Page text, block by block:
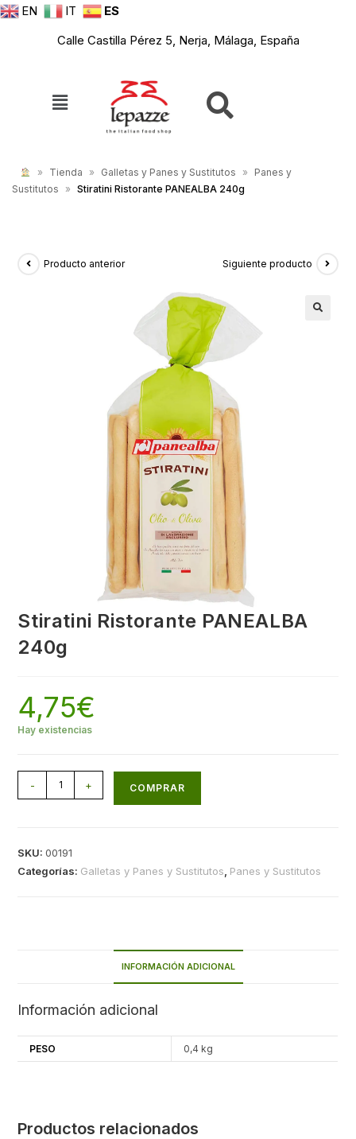
EN IT
ES
Calle Castilla Pérez 5, Nerja, Málaga, España
» Tienda » Galletas y Panes y Sustitutos »
Panes y
Sustitutos
» Stiratini Ristorante PANEALBA 240g
Producto anterior Siguiente producto
Stiratini Ristorante PANEALBA
240g
4,75€
Hay existencias
- + COMPRAR
SKU:00191
Categorías: Galletas y Panes y Sustitutos Panes y Sustitutos
INFORMACIÓN ADICIONAL
Información adicional
PESO 0,4 kg
Productos relacionados